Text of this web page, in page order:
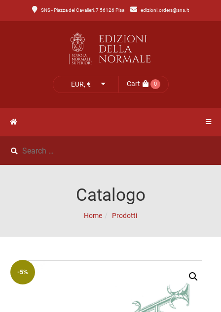
SNS - Piazza dei Cavalieri, 7 56126 Pisa edizioni.orders@sns.it
EUR, € Cart 0
MenuCatalogo
Catalogo
Incipit
Archetipi
Senza
NOVITÀ
NEWS
IL
Catalogo
Home Prodotti
-5%